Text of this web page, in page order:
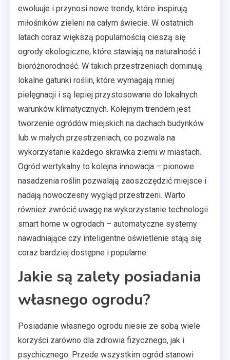
ewoluuje i przynosi nowe trendy, które inspirują
miłośników zieleni na całym świecie. W ostatnich
latach coraz większą popularnością cieszą się
ogrody ekologiczne, które stawiają na naturalność i
bioróżnorodność. W takich przestrzeniach dominują
lokalne gatunki roślin, które wymagają mniej
pielęgnacji i są lepiej przystosowane do lokalnych
warunków klimatycznych. Kolejnym trendem jest
tworzenie ogródów miejskich na dachach budynków
lub w małych przestrzeniach, co pozwala na
wykorzystanie każdego skrawka ziemi w miastach.
Ogród wertykalny to kolejna innowacja – pionowe
nasadzenia roślin pozwalają zaoszczędzić miejsce i
nadają nowoczesny wygląd przestrzeni. Warto
również zwrócić uwagę na wykorzystanie technologii
smart home w ogrodach – automatyczne systemy
nawadniające czy inteligentne oświetlenie stają się
coraz bardziej dostępne i popularne.
Jakie są zalety posiadania
własnego ogrodu?
Posiadanie własnego ogrodu niesie ze sobą wiele
korzyści zarówno dla zdrowia fizycznego, jak i
psychicznego. Przede wszystkim ogród stanowi